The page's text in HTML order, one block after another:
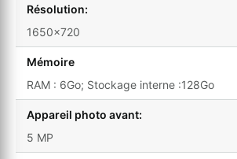
Résolution:
1650×720
Mémoire
RAM : 6Go; Stockage interne :128Go
Appareil photo avant:
5 MP